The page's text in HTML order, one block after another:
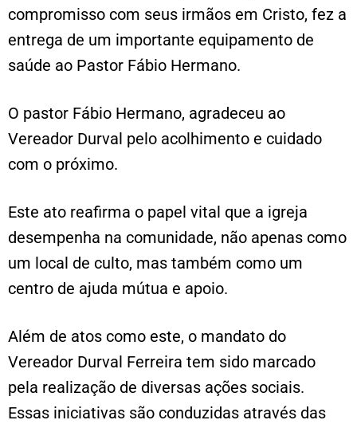
compromisso com seus irmãos em Cristo, fez a
entrega de um importante equipamento de
saúde ao Pastor Fábio Hermano.
O pastor Fábio Hermano, agradeceu ao
Vereador Durval pelo acolhimento e cuidado
com o próximo.
Este ato reafirma o papel vital que a igreja
desempenha na comunidade, não apenas como
um local de culto, mas também como um
centro de ajuda mútua e apoio.
Além de atos como este, o mandato do
Vereador Durval Ferreira tem sido marcado
pela realização de diversas ações sociais.
Essas iniciativas são conduzidas através das